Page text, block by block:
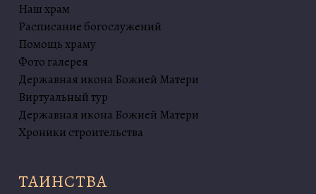
Наш храм
Расписание богослужений
Помощь храму
Фото галерея
Державная икона Божией Матери
Виртуальный тур
Державная икона Божией Матери
Хроники строительства
ТАИНСТВА